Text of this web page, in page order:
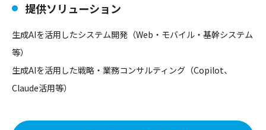
提供ソリューション
生成AIを活用したシステム開発（Web・モバイル・基幹システム
等）
生成AIを活用した戦略・業務コンサルティング（Copilot、
Claude活用等）